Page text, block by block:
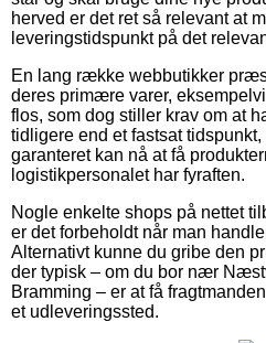
herved er det ret så relevant at
leveringstidspunkt på det
En lang række webbutikker
deres primære varer,
flos, som dog stiller krav om at
tidligere end et fastsat
garanteret kan nå at få
logistikpersonalet har fyraften.
Nogle enkelte shops på nettet
er det forbeholdt når man
Alternativt kunne du gribe den
der typisk – om du bor nær
Bramming – er at få
et udleveringssted.